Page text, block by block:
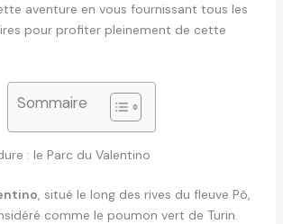
aventure en vous fournissant tous les
pour profiter pleinement de cette
Sommaire
: le Parc du Valentino
, situé le long des rives du fleuve Pô,
comme le poumon vert de Turin.